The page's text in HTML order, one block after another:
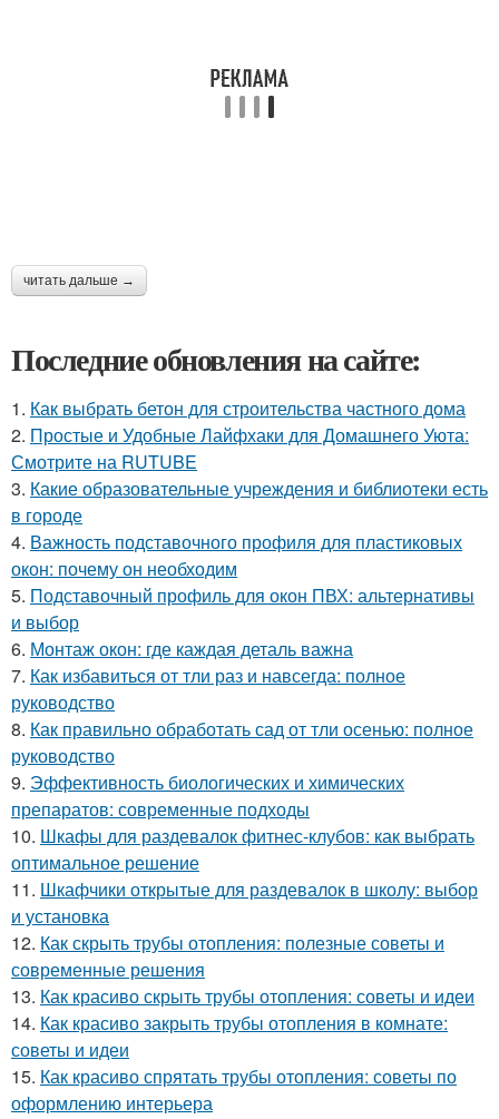
читать дальше →
Последние обновления на сайте:
1. Как выбрать бетон для строительства частного дома
2. Простые и Удобные Лайфхаки для Домашнего Уюта:
Смотрите на RUTUBE
3. Какие образовательные учреждения и библиотеки есть
в городе
4. Важность подставочного профиля для пластиковых
окон: почему он необходим
5. Подставочный профиль для окон ПВХ: альтернативы
и выбор
6. Монтаж окон: где каждая деталь важна
7. Как избавиться от тли раз и навсегда: полное
руководство
8. Как правильно обработать сад от тли осенью: полное
руководство
9. Эффективность биологических и химических
препаратов: современные подходы
10. Шкафы для раздевалок фитнес-клубов: как выбрать
оптимальное решение
11. Шкафчики открытые для раздевалок в школу: выбор
и установка
12. Как скрыть трубы отопления: полезные советы и
современные решения
13. Как красиво скрыть трубы отопления: советы и идеи
14. Как красиво закрыть трубы отопления в комнате:
советы и идеи
15. Как красиво спрятать трубы отопления: советы по
оформлению интерьера